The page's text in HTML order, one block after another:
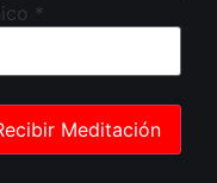
*